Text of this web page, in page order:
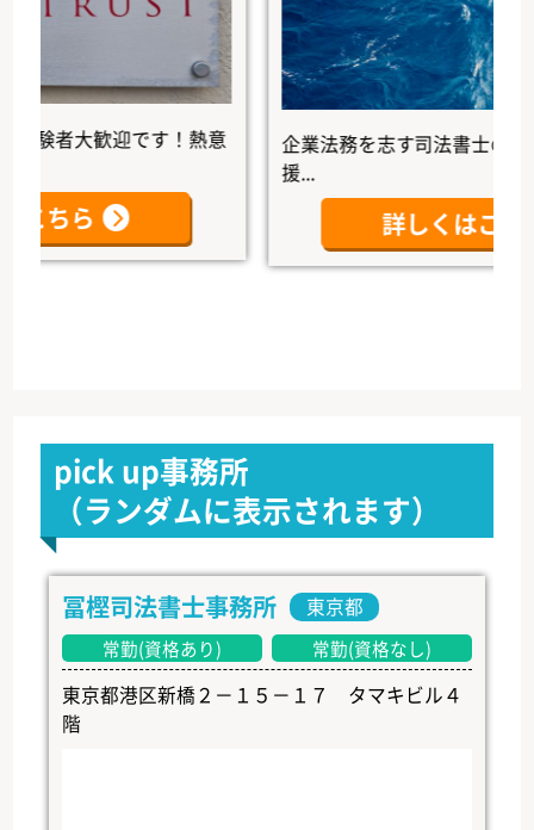
大歓迎です！熱意
ら
企業法務を志す司法書士の未来を
詳しくはこちら
pick up事務所
（ランダムに表示されます）
冨樫司法書士事務所 東京都
常勤(資格あり) 常勤(資格なし)
東京都港区新橋２－１５－１７ タマキビル４
階